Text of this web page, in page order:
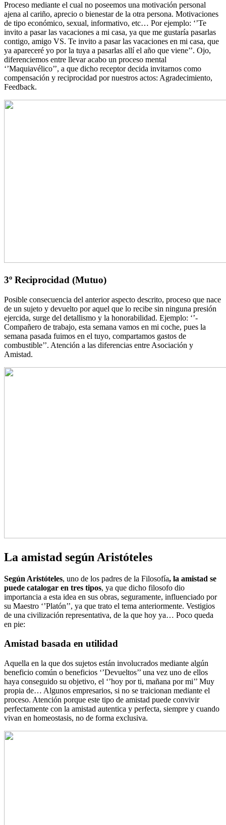
Proceso mediante el cual no poseemos una motivación personal
ajena al cariño, aprecio o bienestar de la otra persona. Motivaciones
de tipo económico, sexual, informativo, etc… Por ejemplo: ‘’Te
invito a pasar las vacaciones a mi casa, ya que me gustaría pasarlas
contigo, amigo VS. Te invito a pasar las vacaciones en mi casa, que
ya apareceré yo por la tuya a pasarlas allí el año que viene’’. Ojo,
diferenciemos entre llevar acabo un proceso mental
‘’Maquiavélico’’, a que dicho receptor decida invitarnos como
compensación y reciprocidad por nuestros actos: Agradecimiento,
Feedback.
3º Reciprocidad (Mutuo)
Posible consecuencia del anterior aspecto descrito, proceso que nace
de un sujeto y devuelto por aquel que lo recibe sin ninguna presión
ejercida, surge del detallismo y la honorabilidad. Ejemplo: ‘’-
Compañero de trabajo, esta semana vamos en mi coche, pues la
semana pasada fuimos en el tuyo, compartamos gastos de
combustible’’. Atención a las diferencias entre Asociación y
Amistad.
La amistad según Aristóteles
Según Aristóteles, uno de los padres de la Filosofía, la amistad se
puede catalogar en tres tipos, ya que dicho filosofo dio
importancia a esta idea en sus obras, seguramente, influenciado por
su Maestro ‘’Platón’’, ya que trato el tema anteriormente. Vestigios
de una civilización representativa, de la que hoy ya… Poco queda
en pie:
Amistad basada en utilidad
Aquella en la que dos sujetos están involucrados mediante algún
beneficio común o beneficios ‘’Devueltos’’ una vez uno de ellos
haya conseguido su objetivo, el ‘’hoy por ti, mañana por mi’’ Muy
propia de… Algunos empresarios, si no se traicionan mediante el
proceso. Atención porque este tipo de amistad puede convivir
perfectamente con la amistad autentica y perfecta, siempre y cuando
vivan en homeostasis, no de forma exclusiva.